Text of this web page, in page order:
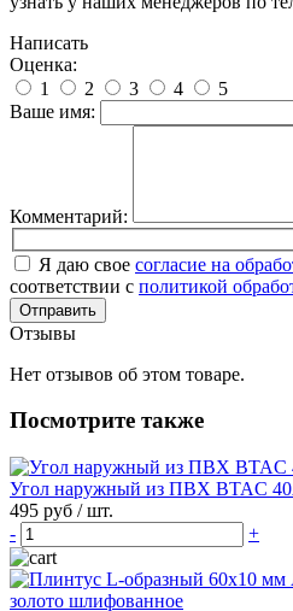
Написать
Оценка:
1
2 3 4
5
Ваше имя:
Комментарий:
Я даю свое согласие на
соответствии с политикой
Отправить
Отзывы
Нет отзывов об этом товаре.
Посмотрите также
Угол наружный из ПВХ BTAC
495 руб / шт.
-
+